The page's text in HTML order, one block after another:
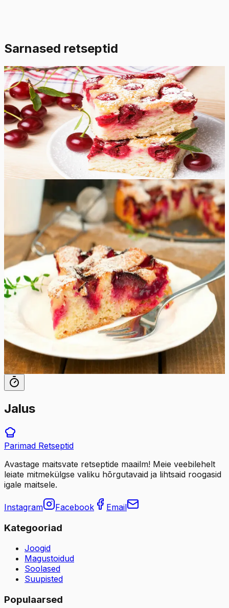
Sarnased retseptid
Raske 4.7Hinnang:(7)
Lihtne kirsikook
See kerge ja lihtne kirsikook on mahlane ja pehme ning
imelihtne valmistada! Serveeriga niisama või koos
vahukoore ja värskete kirssidega.
8
5.0 Hinnang:(3)
Ploomikook
See jogurtiga ploomikook on imeliselt kerge ja maitsekas
magustoit, mida on väga lihtne valmistada. See maitsvate
suviste ploomidega täidetud jogurtikook sobib
suurepäraselt pärastlõunaseks teeks või magustoiduks!
See veetlev jogurti-ploomikook ühendab endas jogurti
hapukuse ja ploomide magususe. Jogurt muudab koogi
eriliselt mahlaseks ja õrnaks, samas kui ploomid lisavad
maitsemeeleolu ja värvi. Sellest koogist saab kindlasti teie
pere ja sõprade lemmik ning see on suurepärane
võimalus kasutada ära kõik üleliigsed ploomid, mis teil
võib-olla käepärast on.
65
min
10tk
Jalus
Parimad Retseptid
Avastage maitsvate retseptide maailm! Meie veebilehelt
leiate mitmekülgse valiku hõrgutavaid ja lihtsaid roogasid
igale maitsele.
Instagram Facebook Email
Kategooriad
Joogid
Magustoidud
Soolased
Suupisted
Populaarsed